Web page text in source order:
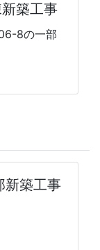
築工事
8の一部
新築工事